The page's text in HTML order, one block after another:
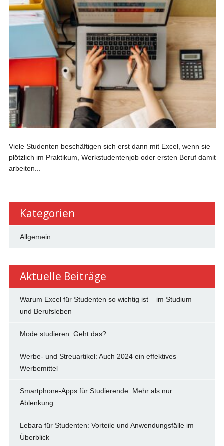
Viele Studenten beschäftigen sich erst dann mit Excel, wenn sie
plötzlich im Praktikum, Werkstudentenjob oder ersten Beruf damit
arbeiten...
Kategorien
Allgemein
Aktuelle Beiträge
Warum Excel für Studenten so wichtig ist – im Studium
und Berufsleben
Mode studieren: Geht das?
Werbe- und Streuartikel: Auch 2024 ein effektives
Werbemittel
Smartphone-Apps für Studierende: Mehr als nur
Ablenkung
Lebara für Studenten: Vorteile und Anwendungsfälle im
Überblick